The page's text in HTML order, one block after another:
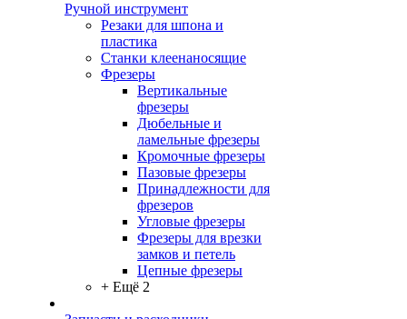
Ручной инструмент
Резаки для шпона и
пластика
Станки клеенаносящие
Фрезеры
Вертикальные
фрезеры
Дюбельные и
ламельные фрезеры
Кромочные фрезеры
Пазовые фрезеры
Принадлежности для
фрезеров
Угловые фрезеры
Фрезеры для врезки
замков и петель
Цепные фрезеры
+ Ещё 2